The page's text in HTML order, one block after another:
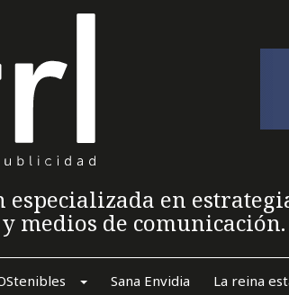
especializada en
medios de comunicación.
Sana Envidia La reina